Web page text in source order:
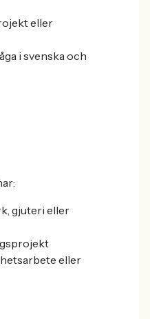
eller
i svenska och
gjuteri eller
eller